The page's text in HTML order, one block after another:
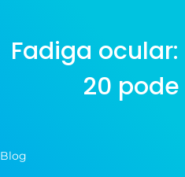
Fadiga
20
Blog